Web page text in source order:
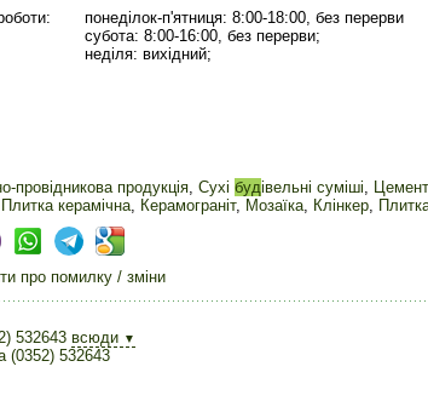
понеділок-п'ятниця: 8:00-18:00, без перерви
субота: 8:00-16:00, без перерви;
неділя: вихідний;
провідникова продукція, Сухі будівельні суміші, Цемент
Плитка керамічна, Керамограніт, Мозаїка, Клінкер,
про помилку / зміни
532643 всюди ▼
(0352) 532643